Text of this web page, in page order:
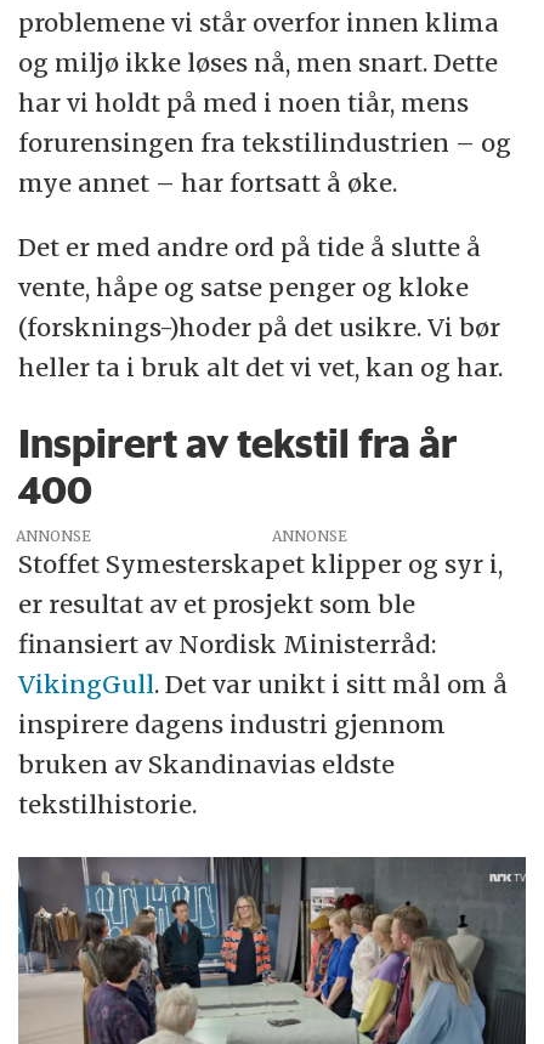
problemene vi står overfor innen klima
og miljø ikke løses nå, men snart. Dette
har vi holdt på med i noen tiår, mens
forurensingen fra tekstilindustrien – og
mye annet – har fortsatt å øke.
Det er med andre ord på tide å slutte å
vente, håpe og satse penger og kloke
(forsknings-)hoder på det usikre. Vi bør
heller ta i bruk alt det vi vet, kan og har.
Inspirert av tekstil fra år
400
ANNONSE
Stoffet Symesterskapet klipper og syr i,
er resultat av et prosjekt som ble
finansiert av Nordisk Ministerråd:
VikingGull. Det var unikt i sitt mål om å
inspirere dagens industri gjennom
bruken av Skandinavias eldste
tekstilhistorie.